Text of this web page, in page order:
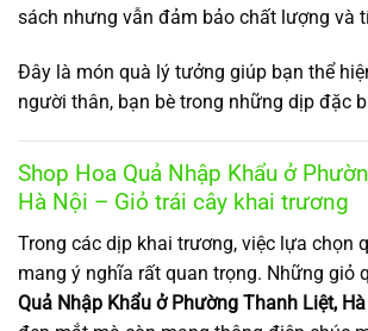
sách nhưng vẫn đảm bảo chất lượng và
Đây là món quà lý tưởng giúp bạn thể
người thân, bạn bè trong những dịp đặc
Shop Hoa Quả Nhập Khẩu ở
Hà Nội – Giỏ trái cây khai trương
Trong các dịp khai trương, việc lựa chọn
mang ý nghĩa rất quan trọng. Những giỏ
Quả Nhập Khẩu ở Phường Thanh Liệt,